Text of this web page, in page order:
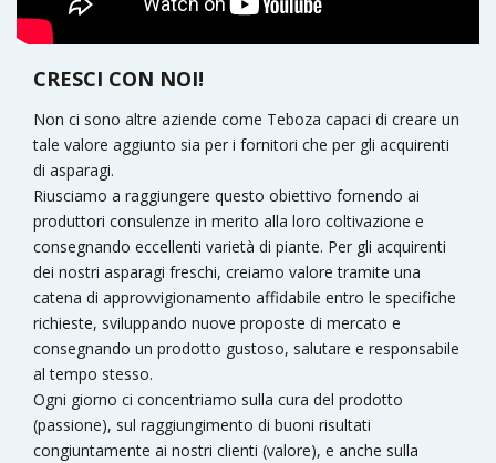
CRESCI CON NOI!
Non ci sono altre aziende come Teboza capaci di creare un
tale valore aggiunto sia per i fornitori che per gli acquirenti
di asparagi.
Riusciamo a raggiungere questo obiettivo fornendo ai
produttori consulenze in merito alla loro coltivazione e
consegnando eccellenti varietà di piante. Per gli acquirenti
dei nostri asparagi freschi, creiamo valore tramite una
catena di approvvigionamento affidabile entro le specifiche
richieste, sviluppando nuove proposte di mercato e
consegnando un prodotto gustoso, salutare e responsabile
al tempo stesso.
Ogni giorno ci concentriamo sulla cura del prodotto
(passione), sul raggiungimento di buoni risultati
congiuntamente ai nostri clienti (valore), e anche sulla